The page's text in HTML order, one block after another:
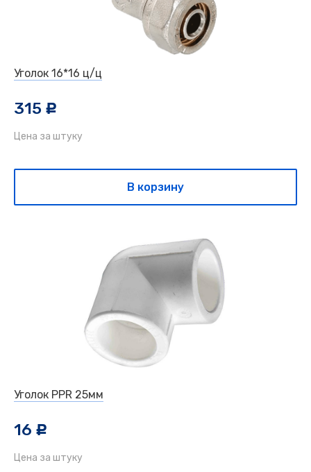
Уголок 16*16 ц/ц
315 c
Цена за штуку
В корзину
Уголок PPR 25мм
16 c
Цена за штуку